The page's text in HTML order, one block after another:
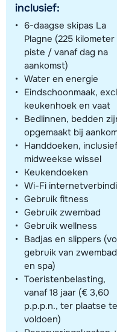
inclusief:
6-daagse skipas La
Plagne (225 kilometer
piste / vanaf dag na
aankomst)
Water en energie
Eindschoonmaak,
keukenhoek en vaat
Bedlinnen, bedden
opgemaakt bij
Handdoeken, inclusief
midweekse wissel
Keukendoeken
Wi-Fi
Gebruik fitness
Gebruik zwembad
Gebruik wellness
Badjas en slippers
gebruik van zwembad
en spa)
Toeristenbelasting,
vanaf 18 jaar (€ 3,60
p.p.p.n., ter plaatse te
voldoen)